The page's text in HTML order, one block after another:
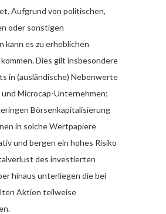
Aufgrund von politischen,
oder sonstigen
kann es zu erheblichen
Dies gilt insbesondere
in (ausländische) Nebenwerte
und Microcap-Unternehmen;
Börsenkapitalisierung
in solche Wertpapiere
und bergen ein hohes Risiko
des investierten
hinaus unterliegen die bei
Aktien teilweise